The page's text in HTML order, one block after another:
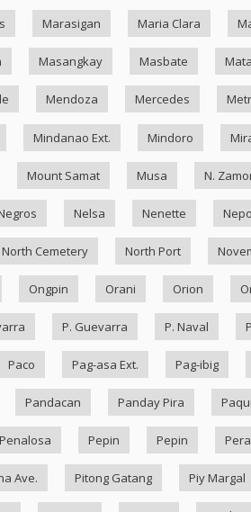
Marasigan Maria Clara
Masangkay Masbate Mata
Mendoza Mercedes
Mindanao Ext. Mindoro
Mount Samat Musa N.
Nelsa Nenette
North Cemetery North Port
Ongpin Orani Orion
P. Guevarra P. Naval
Paco Pag-asa Ext. Pag-ibig
Pandacan Panday Pira
Penalosa Pepin Pepin
Ave. Pitong Gatang Piy Margal